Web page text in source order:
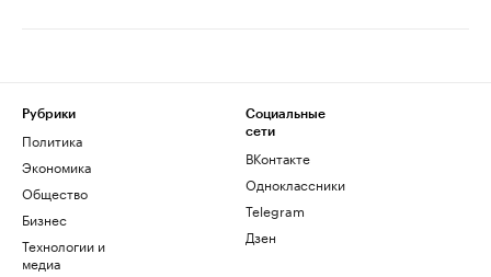
Рубрики
Политика
Экономика
Общество
Бизнес
Технологии и
медиа
Социальные
сети
ВКонтакте
Одноклассники
Telegram
Дзен